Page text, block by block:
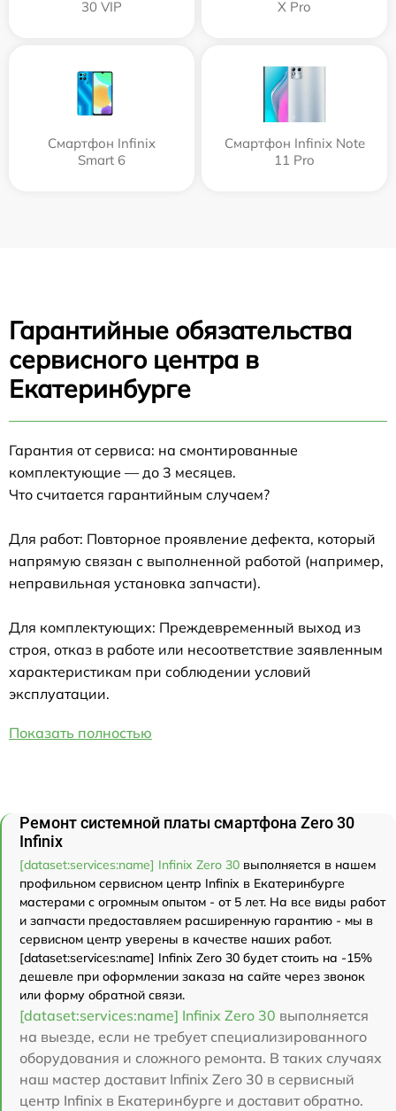
30 VIP
X Pro
Смартфон Infinix
Smart 6
Смартфон Infinix Note
11 Pro
Гарантийные обязательства
сервисного центра в
Екатеринбурге
Гарантия от сервиса: на смонтированные
комплектующие — до 3 месяцев.
Что считается гарантийным случаем?
Для работ: Повторное проявление дефекта, который
напрямую связан с выполненной работой (например,
неправильная установка запчасти).
Для комплектующих: Преждевременный выход из
строя, отказ в работе или несоответствие заявленным
характеристикам при соблюдении условий
эксплуатации.
Показать полностью
Ремонт системной платы смартфона Zero 30
Infinix
[dataset:services:name] Infinix Zero 30 выполняется в нашем
профильном сервисном центр Infinix в Екатеринбурге
мастерами с огромным опытом - от 5 лет. На все виды работ
и запчасти предоставляем расширенную гарантию - мы в
сервисном центр уверены в качестве наших работ.
[dataset:services:name] Infinix Zero 30 будет стоить на -15%
дешевле при оформлении заказа на сайте через звонок
или форму обратной связи.
[dataset:services:name] Infinix Zero 30 выполняется
на выезде, если не требует специализированного
оборудования и сложного ремонта. В таких случаях
наш мастер доставит Infinix Zero 30 в сервисный
центр Infinix в Екатеринбурге и доставит обратно.